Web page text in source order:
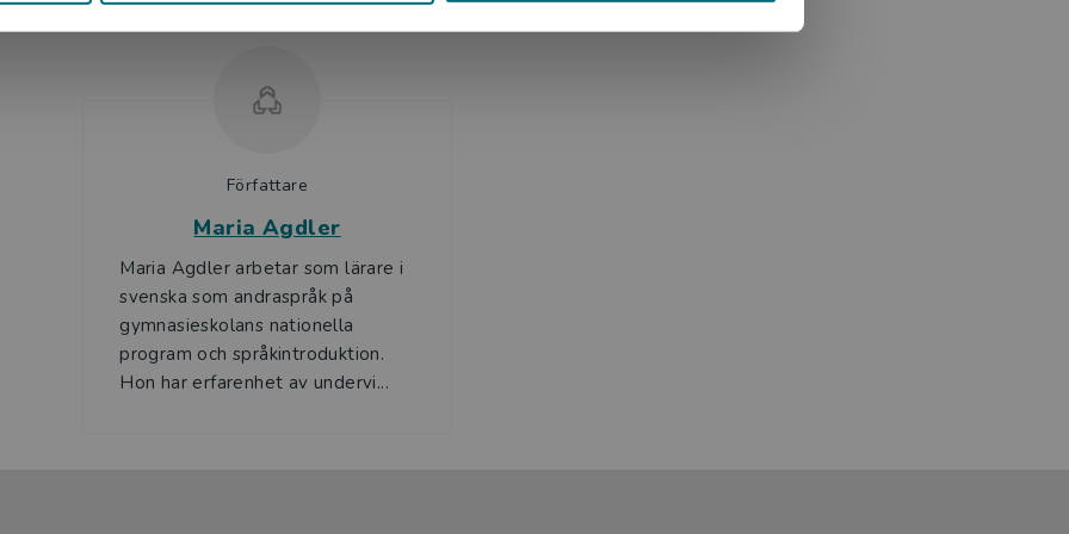
Författare
Maria Agdler
Maria Agdler arbetar som lärare i
svenska som andraspråk på
gymnasieskolans nationella
program och språkintroduktion.
Hon har erfarenhet av undervi...